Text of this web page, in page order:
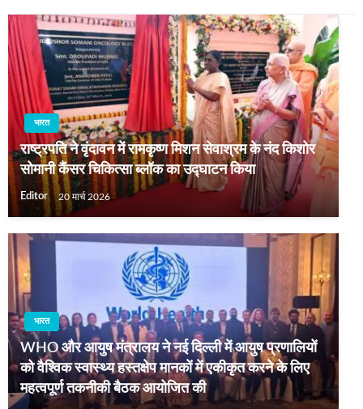
भारत
राष्ट्रपति ने वृंदावन में रामकृष्ण मिशन सेवाश्रम के नंद किशोर
सोमानी कैंसर चिकित्सा ब्लॉक का उद्घाटन किया
Editor 20 मार्च 2026
भारत
WHO और आयुष मंत्रालय ने नई दिल्ली में आयुष प्रणालियों
को वैश्विक स्वास्थ्य हस्तक्षेप मानकों में एकीकृत करने के लिए
महत्वपूर्ण तकनीकी बैठक आयोजित की